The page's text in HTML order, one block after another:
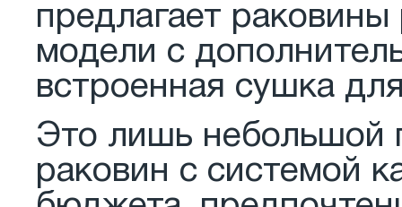
предлагает
модели с
встроенная сушка
Это лишь небольшой
раковин с системой